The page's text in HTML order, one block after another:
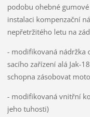
podobu ohebné
instalaci kompenzační
nepřetržitého letu na
- modifikovaná nádržka
sacího zařízení alá Jak-
schopna zásobovat
- modifikovaná vnitřní
jeho tuhosti)